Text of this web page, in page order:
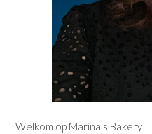
Welkom op Marina's Bakery!